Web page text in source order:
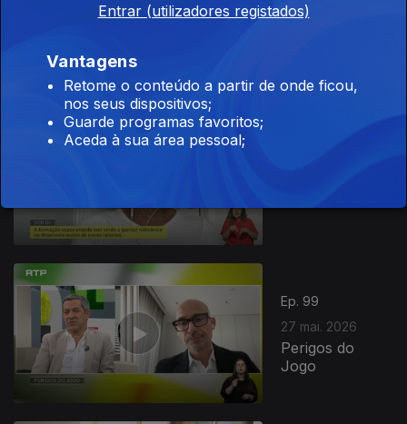
29 mai. 2026
Ep. 99
27 mai. 2026
Perigos do
Jogo
931671
Entrar (utilizadores registados)
Vantagens
Retome o conteúdo a partir de onde ficou,
nos seus dispositivos;
Guarde programas favoritos;
Aceda à sua área pessoal;